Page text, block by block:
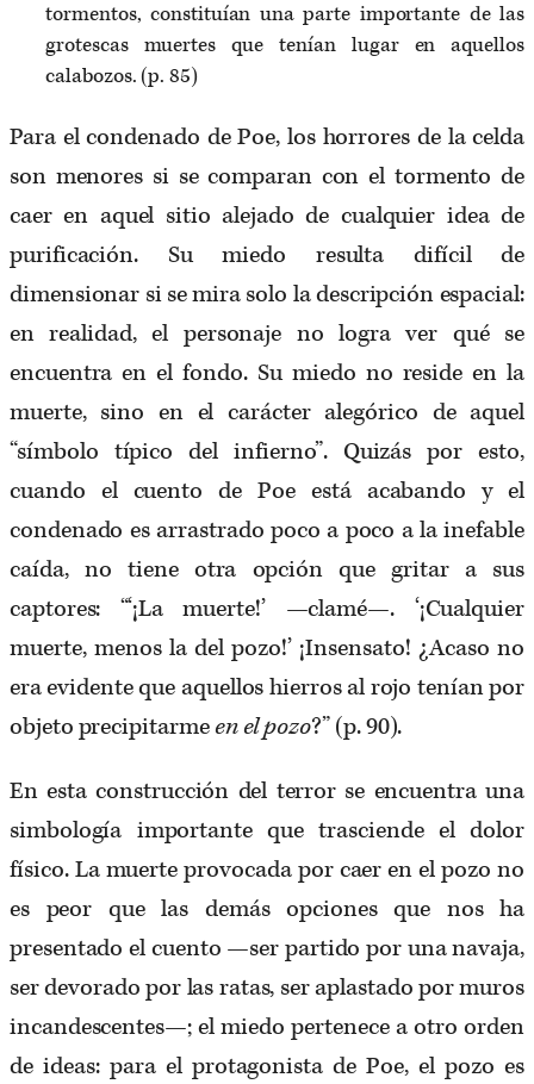
tormentos, constituían una parte importante de las
grotescas muertes que tenían lugar en aquellos
calabozos. (p. 85)
Para el condenado de Poe, los horrores de la celda
son menores si se comparan con el tormento de
caer en aquel sitio alejado de cualquier idea de
purificación. Su miedo resulta difícil de
dimensionar si se mira solo la descripción espacial:
en realidad, el personaje no logra ver qué se
encuentra en el fondo. Su miedo no reside en la
muerte, sino en el carácter alegórico de aquel
“símbolo típico del infierno”. Quizás por esto,
cuando el cuento de Poe está acabando y el
condenado es arrastrado poco a poco a la inefable
caída, no tiene otra opción que gritar a sus
captores: “‘¡La muerte!’ —clamé—. ‘¡Cualquier
muerte, menos la del pozo!’ ¡Insensato! ¿Acaso no
era evidente que aquellos hierros al rojo tenían por
objeto precipitarmeen el pozo?” (p. 90).
En esta construcción del terror se encuentra una
simbología importante que trasciende el dolor
físico. La muerte provocada por caer en el pozo no
es peor que las demás opciones que nos ha
presentado el cuento —ser partido por una navaja,
ser devorado por las ratas, ser aplastado por muros
incandescentes—; el miedo pertenece a otro orden
de ideas: para el protagonista de Poe, el pozo es